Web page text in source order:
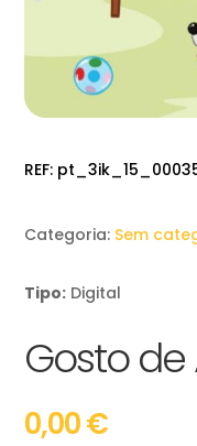
REF:
Categoria: Sem
Tipo: Digital
Gosto de
0,00€